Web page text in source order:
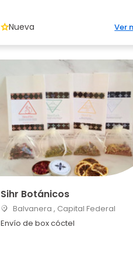
Nueva Ver
Sihr Botánicos
Balvanera , Capital Federal
Envío de box cóctel